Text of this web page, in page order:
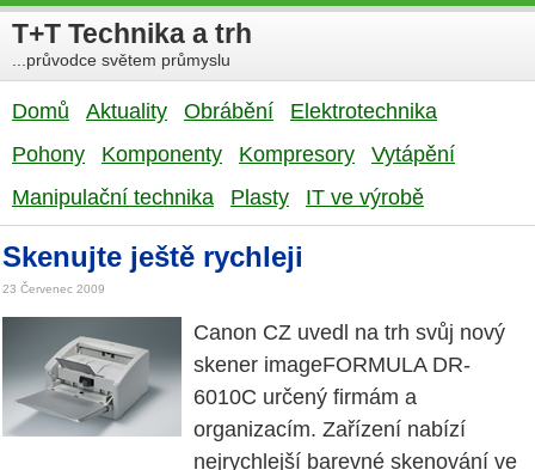
T+T Technika a trh
...průvodce světem průmyslu
Domů Aktuality Obrábění
Elektrotechnika
Pohony
Komponenty Kompresory
Vytápění
Manipulační technika
Plasty IT ve výrobě
Skenujte ještě rychleji
23 Červenec 2009
Canon CZ uvedl na trh svůj nový
skener imageFORMULA DR-
6010C určený firmám a
organizacím. Zařízení nabízí
nejrychlejší barevné skenování ve